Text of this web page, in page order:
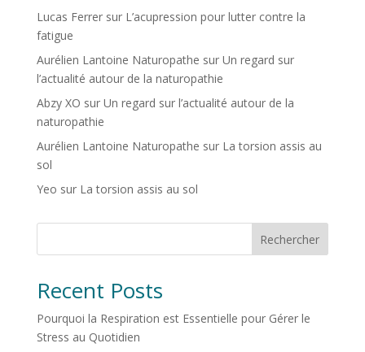
Lucas Ferrersur L’acupression pour lutter contre la
fatigue
Aurélien Lantoine Naturopathe sur Un regard sur
l’actualité autour de la naturopathie
Abzy XO sur Un regard sur l’actualité autour de la
naturopathie
Aurélien Lantoine Naturopathe sur La torsion assis au
sol
Yeo sur La torsion assis au sol
Rechercher
Recent Posts
Pourquoi la Respiration est Essentielle pour Gérer le
Stress au Quotidien